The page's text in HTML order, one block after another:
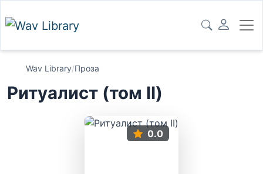
Wav Library/Проза
Ритуалист (том II)
0.0